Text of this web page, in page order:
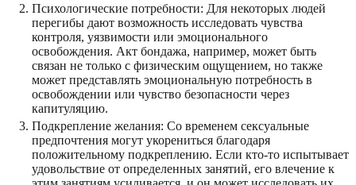
Психологические потребности: Для некоторых людей
перегибы дают возможность исследовать чувства
контроля, уязвимости или эмоционального
освобождения. Акт бондажа, например, может быть
связан не только с физическим ощущением, но также
может представлять эмоциональную потребность в
освобождении или чувство безопасности через
капитуляцию.
Подкрепление желания: Со временем сексуальные
предпочтения могут укорениться благодаря
положительному подкреплению. Если кто-то испытывает
удовольствие от определенных занятий, его влечение к